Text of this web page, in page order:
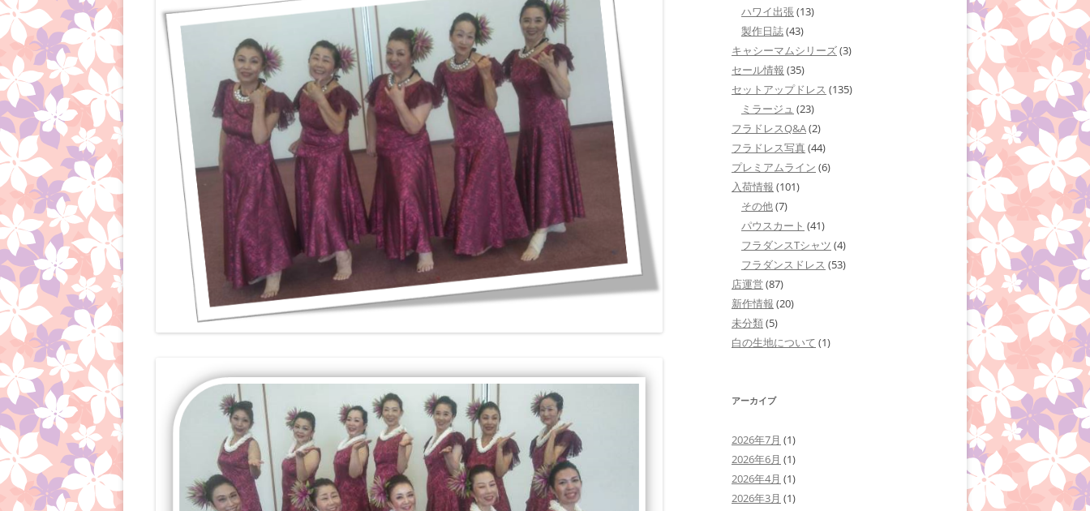
ハワイ出張(13)
製作日誌(43)
キャシーマムシリーズ(3)
セール情報 (35)
セットアップドレス (135)
ミラージュ (23)
フラドレスQ&A(2)
フラドレス写真(44)
プレミアムライン (6)
入荷情報 (101)
その他(7)
パウスカート (41)
フラダンスTシャツ (4)
フラダンスドレス (53)
店運営(87)
新作情報 (20)
未分類(5)
白の生地について (1)
アーカイブ
2026年7月 (1)
2026年6月 (1)
2026年4月 (1)
2026年3月 (1)